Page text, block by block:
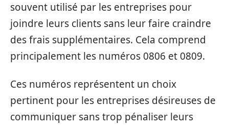
souvent utilisé par les entreprises pour
joindre leurs clients sans leur faire craindre
des frais supplémentaires. Cela comprend
principalement les numéros 0806 et 0809.
Ces numéros représentent un choix
pertinent pour les entreprises désireuses de
communiquer sans trop pénaliser leurs